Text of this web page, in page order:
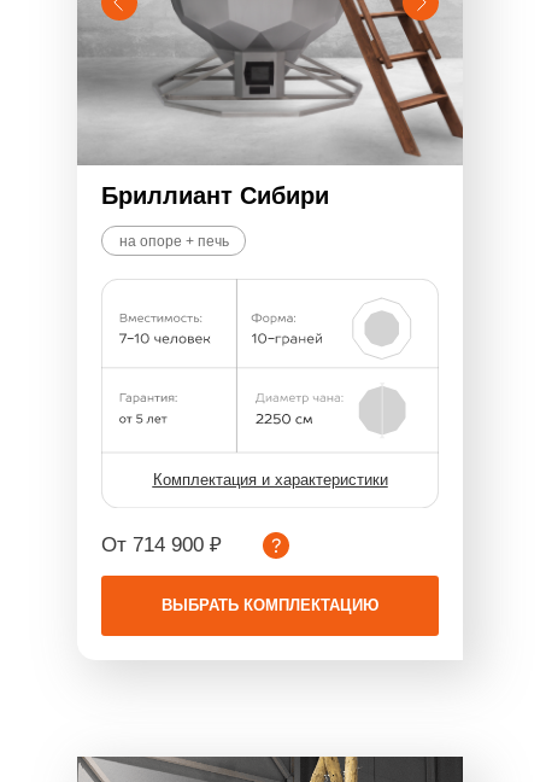
Бриллиант Сибири
на опоре + печь
От 714 900 ₽
ВЫБРАТЬ КОМПЛЕКТАЦИЮ
Комплектация и характеристики